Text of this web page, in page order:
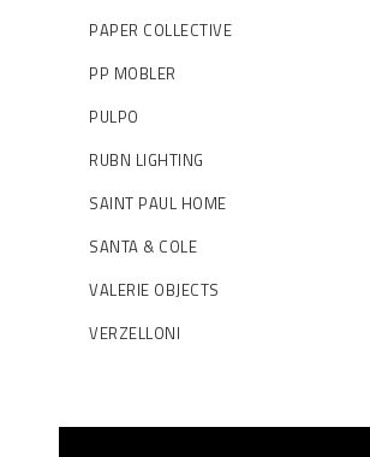
PAPER COLLECTIVE
PP MOBLER
PULPO
RUBN LIGHTING
SAINT PAUL HOME
SANTA & COLE
VALERIE OBJECTS
VERZELLONI